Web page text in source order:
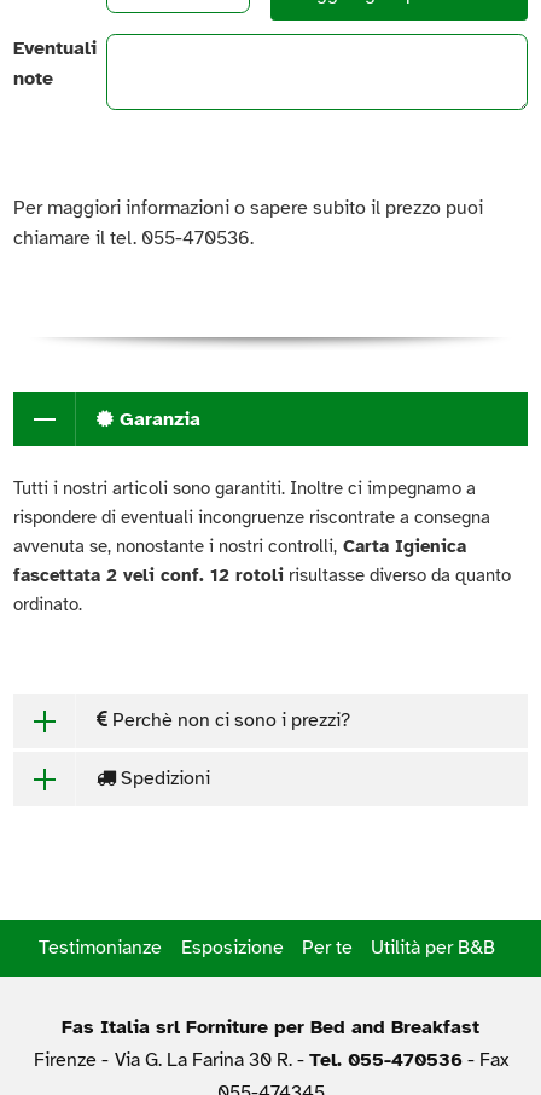
Eventuali
note
Per maggiori informazioni o sapere subito il prezzo puoi
chiamare il tel. 055-470536.
Garanzia
Tutti i nostri articoli sono garantiti. Inoltre ci impegnamo a
rispondere di eventuali incongruenze riscontrate a consegna
avvenuta se, nonostante i nostri controlli, Carta Igienica
fascettata 2 veli conf. 12 rotoli risultasse diverso da quanto
ordinato.
Perchè non ci sono i prezzi?
Spedizioni
Testimonianze Esposizione Per te Utilità per B&B
Fas Italia srl Forniture per Bed and Breakfast
Firenze - Via G. La Farina 30 R. - Tel. 055-470536- Fax